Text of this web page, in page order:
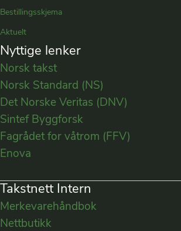
Bestillingsskjema
Aktuelt
Nyttige lenker
Norsk takst
Norsk Standard (NS)
Det Norske Veritas (DNV)
Sintef Byggforsk
Fagrådet for våtrom (FFV)
Enova
Takstnett Intern
Merkevarehåndbok
Nettbutikk